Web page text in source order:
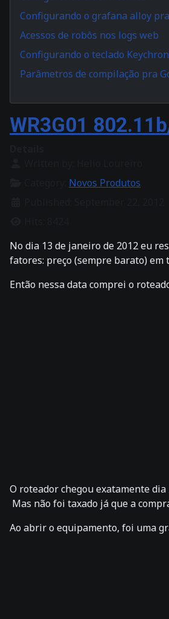
Configurando o grafana alloy
Acessos de robôs nos logs web
Configurando o teclado
Parâmetros de compilação pra
WR3G01
Novos Produtos
No dia 13 de janeiro de 2012 eu
fatores: preço (sempre barato) em
Então nessa data comprei o
O roteador chegou exatamente
Mas não foi taxado já que a
Ao abrir o equipamento, foi uma